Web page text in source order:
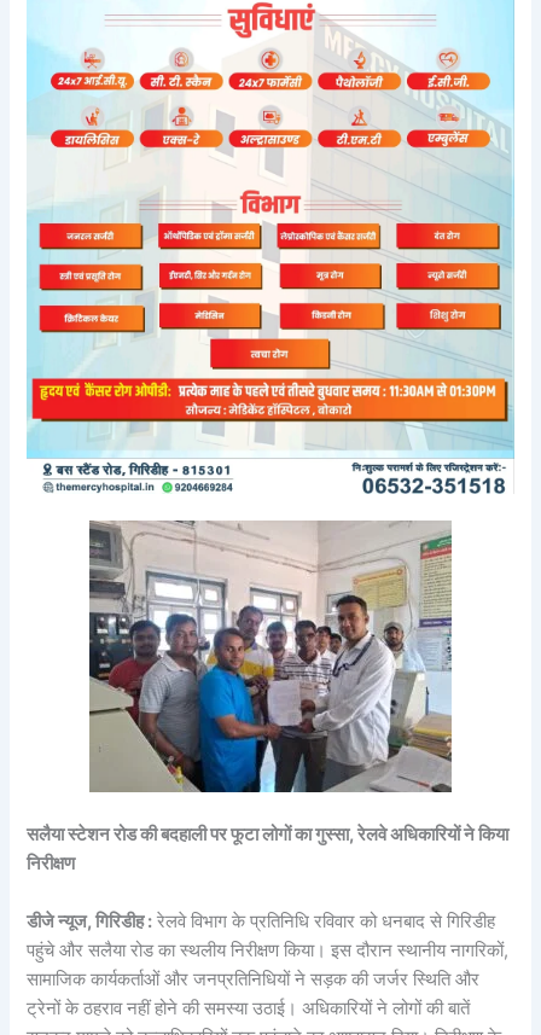
सलैया स्टेशन रोड की बदहाली पर फूटा लोगों का गुस्सा, रेलवे अधिकारियों ने किया
निरीक्षण
डीजे न्यूज, गिरिडीह : रेलवे विभाग के प्रतिनिधि रविवार को धनबाद से गिरिडीह
पहुंचे और सलैया रोड का स्थलीय निरीक्षण किया। इस दौरान स्थानीय नागरिकों,
सामाजिक कार्यकर्ताओं और जनप्रतिनिधियों ने सड़क की जर्जर स्थिति और
ट्रेनों के ठहराव नहीं होने की समस्या उठाई। अधिकारियों ने लोगों की बातें